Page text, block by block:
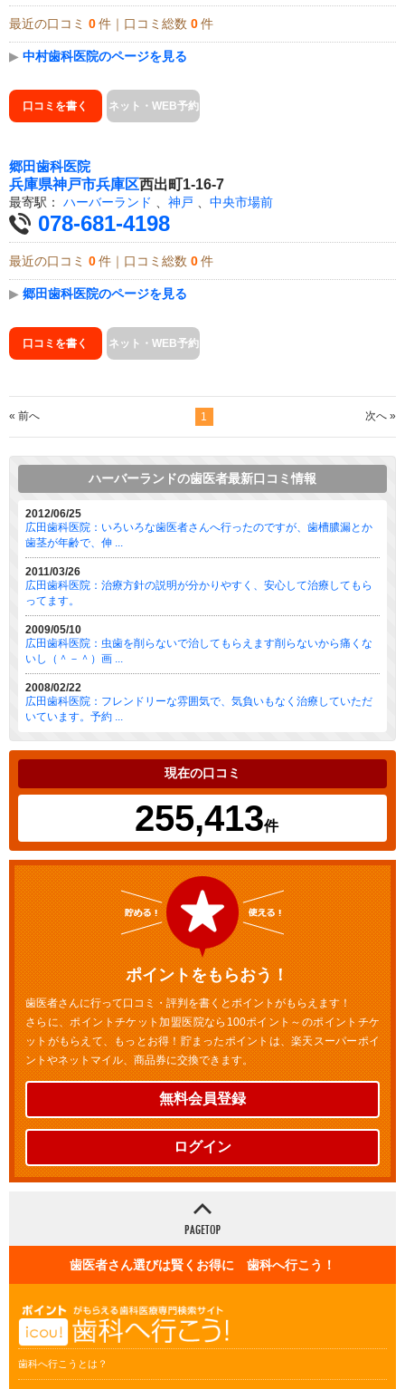
最近の口コミ 0 件｜口コミ総数 0 件
▶ 中村歯科医院のページを見る
口コミを書く ネット・WEB予約
郷田歯科医院
兵庫県神戸市兵庫区西出町1-16-7
最寄駅： ハーバーランド 、 神戸 、 中央市場前
078-681-4198
最近の口コミ 0 件｜口コミ総数 0 件
▶ 郷田歯科医院のページを見る
口コミを書く ネット・WEB予約
« 前へ 1 次へ »
ハーバーランドの歯医者最新口コミ情報
2012/06/25
広田歯科医院：いろいろな歯医者さんへ行ったのですが、歯槽膿漏とか
歯茎が年齢で、伸 ...
2011/03/26
広田歯科医院：治療方針の説明が分かりやすく、安心して治療してもら
ってます。
2009/05/10
広田歯科医院：虫歯を削らないで治してもらえます削らないから痛くな
いし（＾－＾）画 ...
2008/02/22
広田歯科医院：フレンドリーな雰囲気で、気負いもなく治療していただ
いています。予約 ...
現在の口コミ
255,413件
ポイントをもらおう！
歯医者さんに行って口コミ・評判を書くとポイントがもらえます！
さらに、ポイントチケット加盟医院なら100ポイント～のポイントチケ
ットがもらえて、もっとお得！貯まったポイントは、楽天スーパーポイ
ントやネットマイル、商品券に交換できます。
無料会員登録
ログイン
歯医者さん選びは賢くお得に 歯科へ行こう！
歯科へ行こうとは？